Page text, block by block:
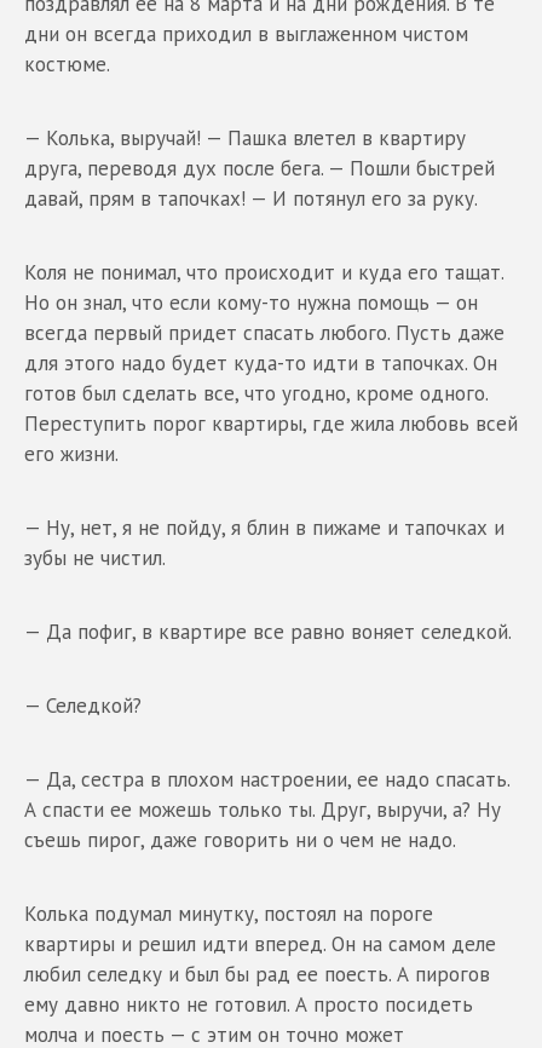
дни он всегда приходил в выглаженном чистом
костюме.
— Колька, выручай! — Пашка влетел в квартиру
друга, переводя дух после бега. — Пошли быстрей
давай, прям в тапочках! — И потянул его за руку.
Коля не понимал, что происходит и куда его тащат.
Но он знал, что если кому-то нужна помощь — он
всегда первый придет спасать любого. Пусть даже
для этого надо будет куда-то идти в тапочках. Он
готов был сделать все, что угодно, кроме одного.
Переступить порог квартиры, где жила любовь всей
его жизни.
— Ну, нет, я не пойду, я блин в пижаме и тапочках и
зубы не чистил.
— Да пофиг, в квартире все равно воняет селедкой.
— Селедкой?
— Да, сестра в плохом настроении, ее надо спасать.
А спасти ее можешь только ты. Друг, выручи, а? Ну
съешь пирог, даже говорить ни о чем не надо.
Колька подумал минутку, постоял на пороге
квартиры и решил идти вперед. Он на самом деле
любил селедку и был бы рад ее поесть. А пирогов
ему давно никто не готовил. А просто посидеть
молча и поесть — с этим он точно может